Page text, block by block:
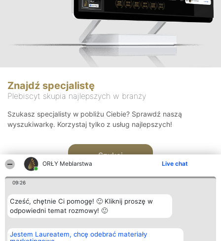
ORŁY Meblarstwa Live chat
09:26
Cześć, chętnie Ci pomogę! 🙂 Kliknij proszę w
odpowiedni temat rozmowy! 🙂
Jestem Laureatem, chcę odebrać materiały
Znajdź specjalistę
Plebiscyt skupia najlepszych w branży
Szukasz specjalisty w pobliżu Ciebie? Sprawdź naszą
wyszukiwarkę. Korzystaj tylko z usług najlepszych!
Szukaj
Organizator plebiscytu
Bright Side Solutions sp. z o.
Plebiscyt
Laureaci
Kontakt
Kontakt